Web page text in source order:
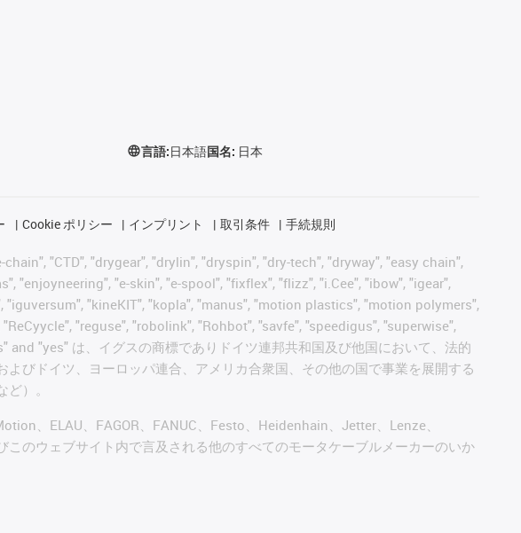
言語:日本語国名: 日本
Cookie ポリシー インプリント 取引条件 手続規則
"CTD", "drygear", "drylin", "dryspin", "dry-tech", "dryway", "easy chain",
"enjoyneering", "e-skin", "e-spool", "fixflex", "flizz", "i.Cee", "ibow", "igear",
"kineKIT", "kopla", "manus", "motion plastics", "motion polymers",
"reguse", "robolink", "Rohbot", "savfe", "speedigus", "superwise",
"yes" は、イグスの商標でありドイツ連邦共和国及び他国において、法的
びドイツ、ヨーロッパ連合、アメリカ合衆国、その他の国で事業を展開する
）。
、ELAU、FAGOR、FANUC、Festo、Heidenhain、Jetter、Lenze、
のウェブサイト内で言及される他のすべてのモータケーブルメーカーのいか